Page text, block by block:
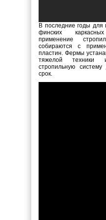
В последние годы для
финских
применение
собираются с
пластин. Фермы
тяжелой техники
стропильную
срок.